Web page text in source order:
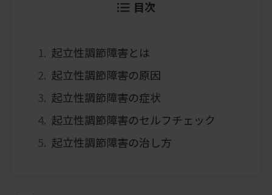
目次
起立性調節障害とは
起立性調節障害の原因
起立性調節障害の症状
起立性調節障害のセルフチェック
起立性調節障害の治し方